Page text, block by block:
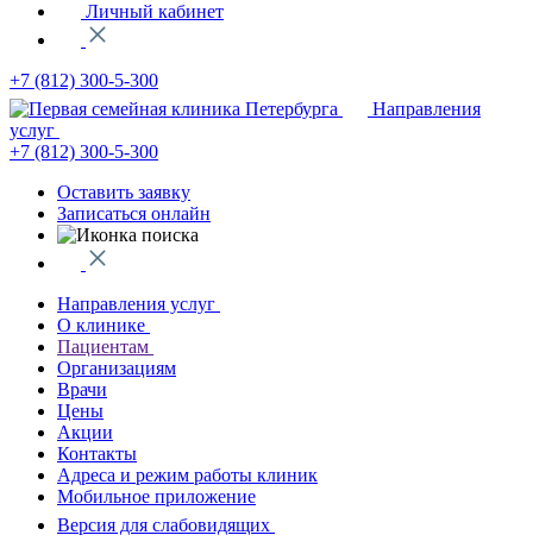
Личный кабинет
+7 (812) 300-5-300
Направления
услуг
+7 (812) 300-5-300
Оставить заявку
Записаться онлайн
Направления услуг
О клинике
Пациентам
Организациям
Врачи
Цены
Акции
Контакты
Адреса и режим работы клиник
Мобильное приложение
Версия для слабовидящих